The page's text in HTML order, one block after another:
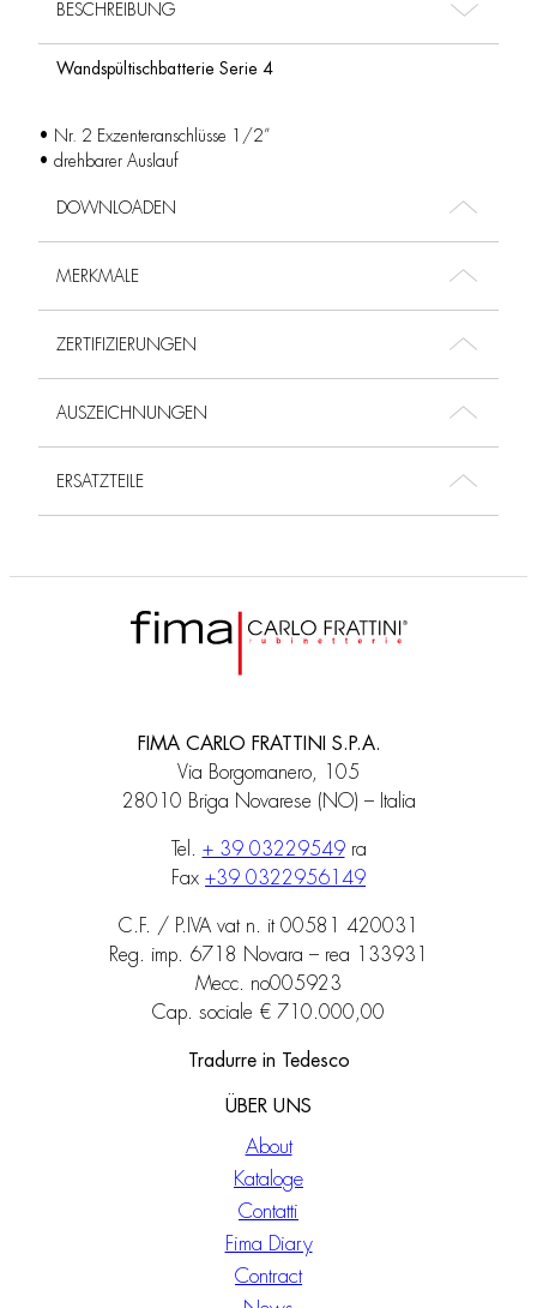
BESCHREIBUNG
Wandspültischbatterie Serie 4
• Nr. 2 Exzenteranschlüsse 1/2”
• drehbarer Auslauf
DOWNLOADEN
MERKMALE
ZERTIFIZIERUNGEN
AUSZEICHNUNGEN
ERSATZTEILE
FIMA CARLO FRATTINI S.P.A.
Via Borgomanero, 105
28010 Briga Novarese (NO) – Italia
Tel. + 39 03229549ra
Fax +39 0322956149
C.F. / P.IVA vat n. it 00581 420031
Reg. imp. 6718 Novara – rea 133931
Mecc. no005923
Cap. sociale € 710.000,00
Tradurre in Tedesco
ÜBER UNS
About
Kataloge
Contatti
Fima Diary
Contract